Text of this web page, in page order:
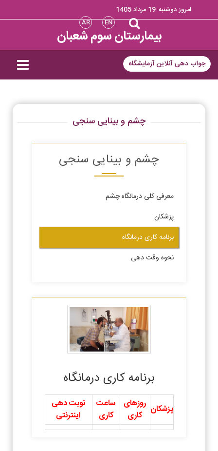
امروز دوشنبه 19 مرداد 1405
EN
AR
بیمارستان سوم شعبان
جواب دهی آنلاین آزمایشگاه
چشم و بینایی سنجی
چشم و بینایی سنجی
معرفی کلی درمانگاه چشم
پزشکان
برنامه کاری درمانگاه
نحوه وقت دهی
برنامه کاری درمانگاه
پزشکان روزهای
کاری
ساعت
کاری
نوبت دهی
اینترنتی